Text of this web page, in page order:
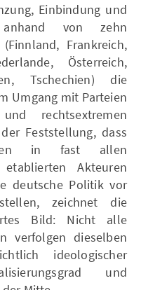
Einbindung und
anhand von zehn
Frankreich,
Österreich,
Tschechien) die
Umgang mit Parteien
rechtsextremen
Feststellung, dass
in fast allen
Akteuren
deutsche Politik vor
zeichnet die
Bild: Nicht alle
verfolgen dieselben
ideologischer
und